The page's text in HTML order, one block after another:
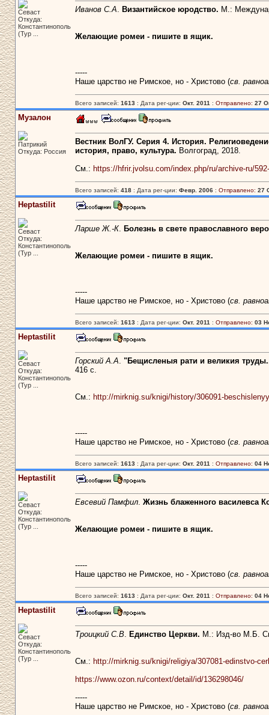
Севаст
Откуда:
Константинополь
(Тур ...
Иванов С.А. Византийское юродство. М.:
Желающие ромеи - пишите в ящик.
-----
Наше царство не Римское, но - Христово (св.
Всего записей: 1613: Дата рег-ции: Окт. 2011 : Отправлено: 27
Музалон
Патрикий
Откуда: Россия
Вестник ВолГУ. Серия 4. История.
история, право, культура. Волгоград, 2018.
См.: https://hfrir.jvolsu.com/index.php/ru/archive-ru/
Всего записей: 418: Дата рег-ции: Февр. 2006: Отправлено: 27
Heptastilit
Севаст
Откуда:
Константинополь
(Тур ...
Ларше Ж.-К. Болезнь в свете православного
Желающие ромеи - пишите в ящик.
-----
Наше царство не Римское, но - Христово (св.
Всего записей: 1613: Дата рег-ции: Окт. 2011 : Отправлено: 03
Heptastilit
Севаст
Откуда:
Константинополь
(Тур ...
Горский А.А. "Бещисленыя рати и великия
416 с.
См.: http://mirknig.su/knigi/history/306091-
-----
Наше царство не Римское, но - Христово (св.
Всего записей: 1613: Дата рег-ции: Окт. 2011 : Отправлено: 04
Heptastilit
Севаст
Откуда:
Константинополь
(Тур ...
Евсевий Памфил. Жизнь блаженного василевса
Желающие ромеи - пишите в ящик.
-----
Наше царство не Римское, но - Христово (св.
Всего записей: 1613: Дата рег-ции: Окт. 2011 : Отправлено: 04
Heptastilit
Севаст
Откуда:
Константинополь
(Тур ...
Троицкий С.В. Единство Церкви. М.: Изд-во М.Б.
См.: http://mirknig.su/knigi/religiya/307081-edinstvo-
https://www.ozon.ru/context/detail/id/136298046/
-----
Наше царство не Римское, но - Христово (св.